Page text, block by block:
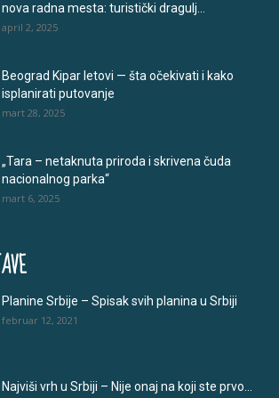
nova radna mesta: turistički dragulj...
april 2, 2025
Beograd Kipar letovi — šta očekivati i kako
isplanirati putovanje
mart 28, 2025
„Tara – netaknuta priroda i skrivena čuda
nacionalnog parka“
mart 6, 2025
Planine Srbije – Spisak svih planina u Srbiji
februar 12, 2021
Najviši vrh u Srbiji – Nije onaj na koji ste prvo...